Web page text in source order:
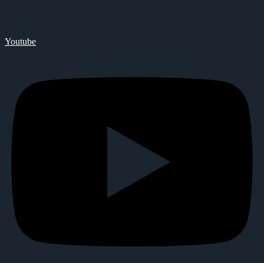
Youtube